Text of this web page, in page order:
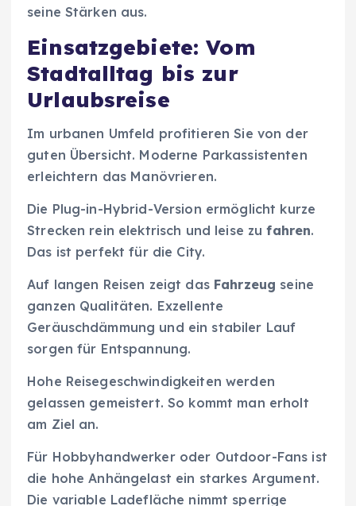
seine Stärken aus.
Einsatzgebiete: Vom
Stadtalltag bis zur
Urlaubsreise
Im urbanen Umfeld profitieren Sie von der
guten Übersicht. Moderne Parkassistenten
erleichtern das Manövrieren.
Die Plug-in-Hybrid-Version ermöglicht kurze
Strecken rein elektrisch und leise zufahren.
Das ist perfekt für die City.
Auf langen Reisen zeigt das Fahrzeug seine
ganzen Qualitäten. Exzellente
Geräuschdämmung und ein stabiler Lauf
sorgen für Entspannung.
Hohe Reisegeschwindigkeiten werden
gelassen gemeistert. So kommt man erholt
am Ziel an.
Für Hobbyhandwerker oder Outdoor-Fans ist
die hohe Anhängelast ein starkes Argument.
Die variable Ladefläche nimmt sperrige